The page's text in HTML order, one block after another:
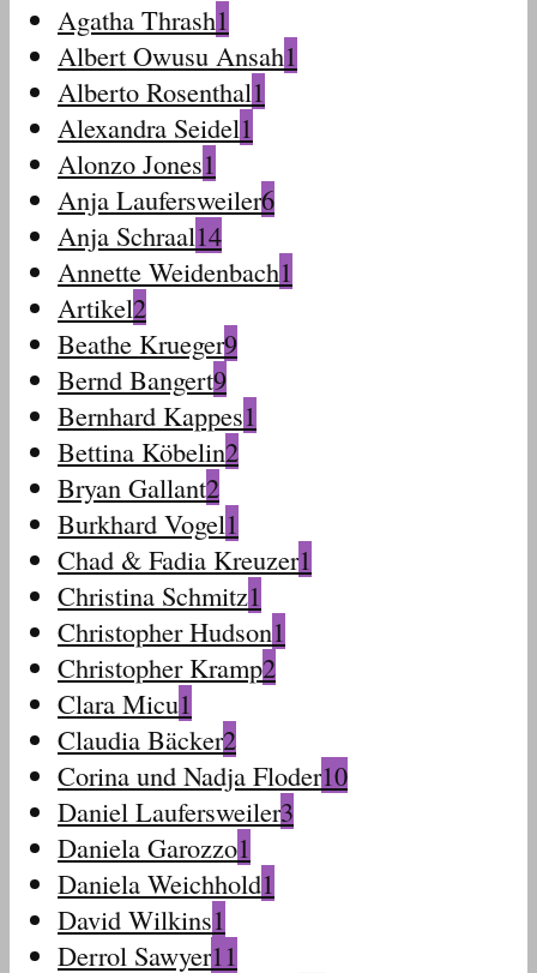
Agatha Thrash1
Albert Owusu Ansah1
Alberto Rosenthal1
Alexandra Seidel1
Alonzo Jones1
Anja Laufersweiler6
Anja Schraal14
Annette Weidenbach1
Artikel2
Beathe Krueger9
Bernd Bangert9
Bernhard Kappes1
Bettina Köbelin2
Bryan Gallant2
Burkhard Vogel1
Chad & Fadia Kreuzer1
Christina Schmitz1
Christopher Hudson1
Christopher Kramp2
Clara Micu1
Claudia Bäcker2
Corina und Nadja Floder10
Daniel Laufersweiler3
Daniela Garozzo1
Daniela Weichhold1
David Wilkins1
Derrol Sawyer11